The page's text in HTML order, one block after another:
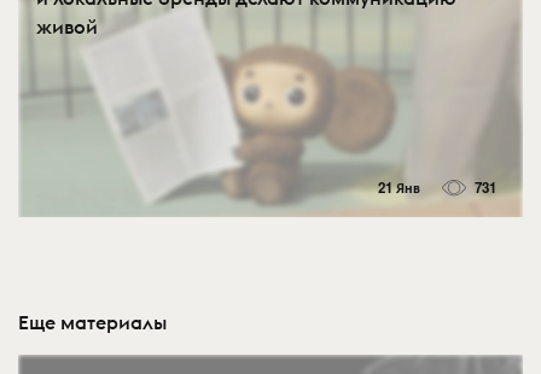
живой
21 Янв 731
Еще материалы